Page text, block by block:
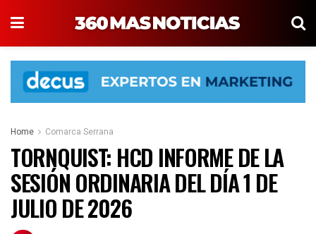
Home Comarca Serrana
TORNQUIST: HCD INFORME DE LA
SESIÓN ORDINARIA DEL DÍA 1 DE
JULIO DE 2026